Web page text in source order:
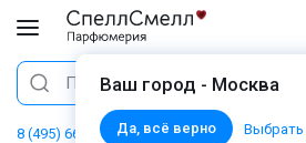
Ваш город - Москва
Да, всё верно Выбрать
Поиск
8 (495) 668 06 02